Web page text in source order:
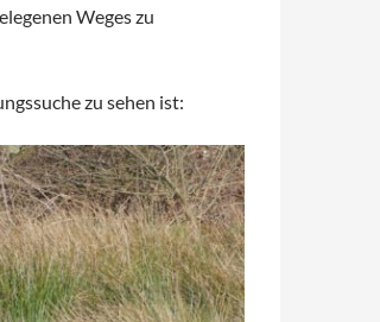
Weges zu
zu sehen ist: